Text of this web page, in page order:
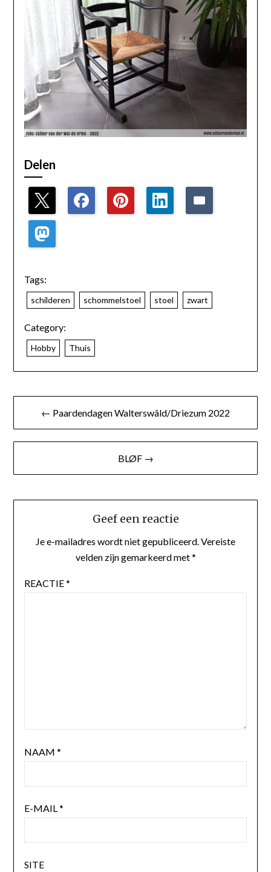
Delen
Tags:
schilderen schommelstoel stoel zwart
Category:
Hobby Thuis
← Paardendagen Walterswâld/Driezum 2022
BLØF →
Geef een reactie
Je e-mailadres wordt niet gepubliceerd.Vereiste
velden zijn gemarkeerd met*
REACTIE*
NAAM *
E-MAIL*
SITE